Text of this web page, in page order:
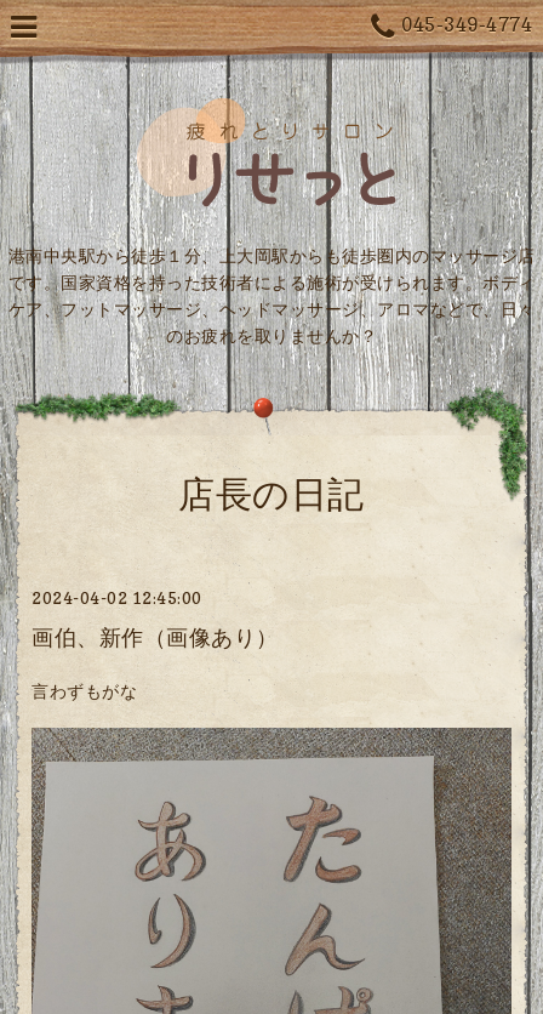
045-349-4774
港南中央駅から徒歩１分、上大岡駅からも徒歩圏内のマッサージ店
です。国家資格を持った技術者による施術が受けられます。ボディ
ケア、フットマッサージ、ヘッドマッサージ、アロマなどで、日々
のお疲れを取りませんか？
店長の日記
2024-04-02 12:45:00
画伯、新作（画像あり）
言わずもがな